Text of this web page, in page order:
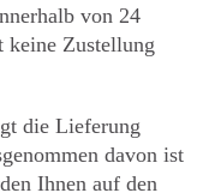
von 24
keine Zustellung
die Lieferung
davon ist
Ihnen auf den